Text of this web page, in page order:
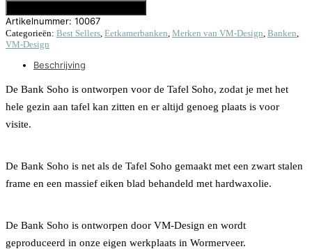
Artikelnummer: 10067
Categorieën: Best Sellers Eetkamerbanken Merken van VM-Design Banken
VM-Design
Beschrijving
De Bank Soho is ontworpen voor de Tafel Soho, zodat je met het
hele gezin aan tafel kan zitten en er altijd genoeg plaats is voor
visite.
De Bank Soho is net als de Tafel Soho gemaakt met een zwart stalen
frame en een massief eiken blad behandeld met hardwaxolie.
De Bank Soho is ontworpen door VM-Design en wordt
geproduceerd in onze eigen werkplaats in Wormerveer.